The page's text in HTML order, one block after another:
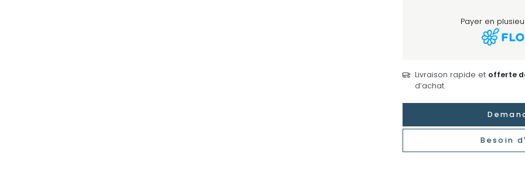
Payer en
Livraison rapide et offerte
d’achat.
Besoin